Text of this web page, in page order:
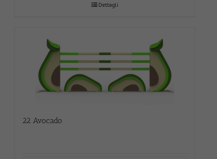
Dettagli
22 Avocado